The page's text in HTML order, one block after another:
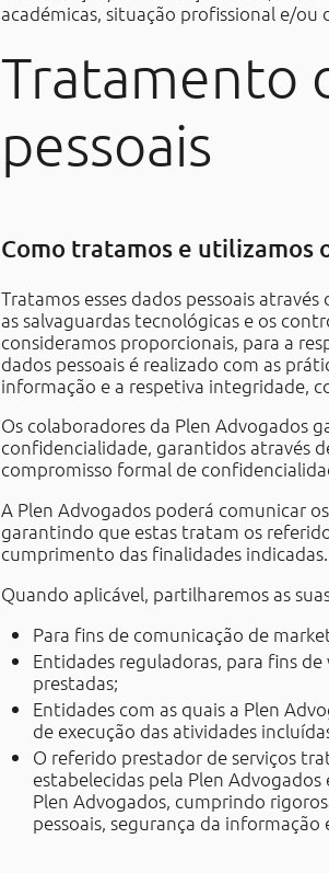
académicas, situação profissional e/
Tratamento
pessoais
Como tratamos e utilizamos
Tratamos esses dados pessoais
as salvaguardas tecnológicas e os
consideramos proporcionais, para a
dados pessoais é realizado com as
informação e a respetiva integridade,
Os colaboradores da Plen Advogados
confidencialidade, garantidos através
compromisso formal de
A Plen Advogados poderá comunicar
garantindo que estas tratam os
cumprimento das finalidades indicadas.
Quando aplicável, partilharemos as
Para fins de comunicação de
Entidades reguladoras, para fins
prestadas;
Entidades com as quais a Plen
de execução das atividades
O referido prestador de serviços
estabelecidas pela Plen
Plen Advogados, cumprindo
pessoais, segurança da informação